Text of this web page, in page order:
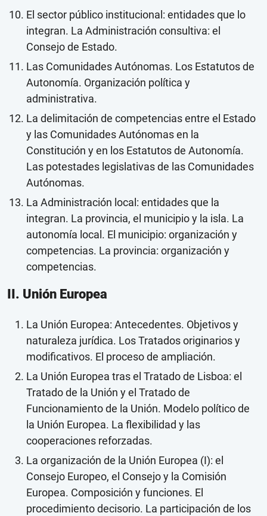
El sector público institucional: entidades que lo
integran. La Administración consultiva: el
Consejo de Estado.
Las Comunidades Autónomas. Los Estatutos de
Autonomía. Organización política y
administrativa.
La delimitación de competencias entre el Estado
y las Comunidades Autónomas en la
Constitución y en los Estatutos de Autonomía.
Las potestades legislativas de las Comunidades
Autónomas.
La Administración local: entidades que la
integran. La provincia, el municipio y la isla. La
autonomía local. El municipio: organización y
competencias. La provincia: organización y
competencias.
II. Unión Europea
La Unión Europea: Antecedentes. Objetivos y
naturaleza jurídica. Los Tratados originarios y
modificativos. El proceso de ampliación.
La Unión Europea tras el Tratado de Lisboa: el
Tratado de la Unión y el Tratado de
Funcionamiento de la Unión. Modelo político de
la Unión Europea. La flexibilidad y las
cooperaciones reforzadas.
La organización de la Unión Europea (I): el
Consejo Europeo, el Consejo y la Comisión
Europea. Composición y funciones. El
procedimiento decisorio. La participación de los